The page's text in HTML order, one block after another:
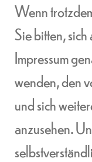
Wenn
Sie bitten,
Impressum
wenden, den
und sich
anzusehen.